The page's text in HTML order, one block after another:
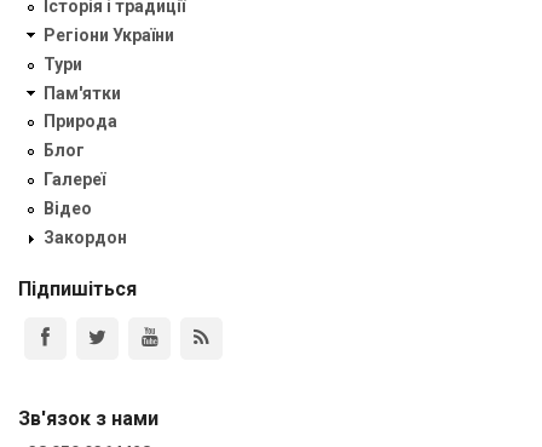
Історія і традиції
Регіони України
Тури
Пам'ятки
Природа
Блог
Галереї
Відео
Закордон
Підпишіться
Зв'язок з нами